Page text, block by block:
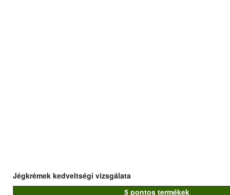
Jégkrémek kedveltségi vizsgálata
5 pontos termékek